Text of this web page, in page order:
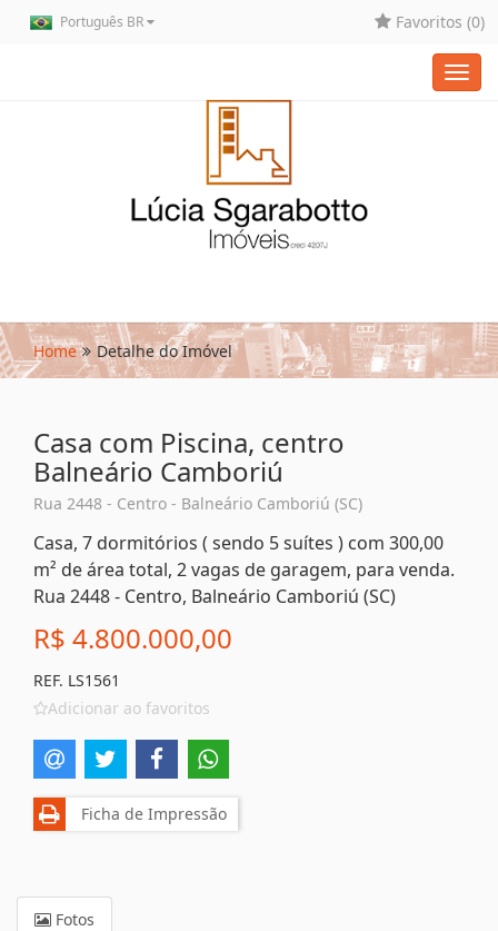
Português BR Favoritos (0)
Home Detalhe do Imóvel
Casa com Piscina, centro
Balneário Camboriú
Rua 2448 - Centro - Balneário Camboriú (SC)
Casa, 7 dormitórios ( sendo 5 suítes ) com 300,00
m² de área total, 2 vagas de garagem, para venda.
Rua 2448 - Centro, Balneário Camboriú (SC)
R$ 4.800.000,00
REF. LS1561
Adicionar ao favoritos
Ficha de Impressão
Fotos